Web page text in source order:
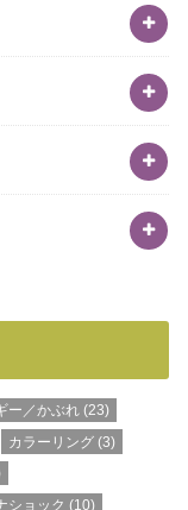
ー／かぶれ(23)
カラーリング(3)
ショック (10)